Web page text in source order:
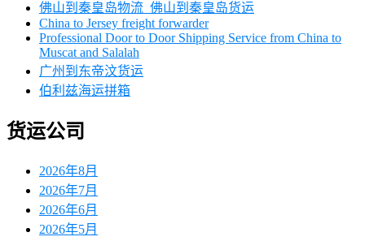
佛山到秦皇岛物流_佛山到秦皇岛货运
China to Jersey freight forwarder
Professional Door to Door Shipping Service from China to
Muscat and Salalah
广州到东帝汶货运
伯利兹海运拼箱
货运公司
2026年8月
2026年7月
2026年6月
2026年5月